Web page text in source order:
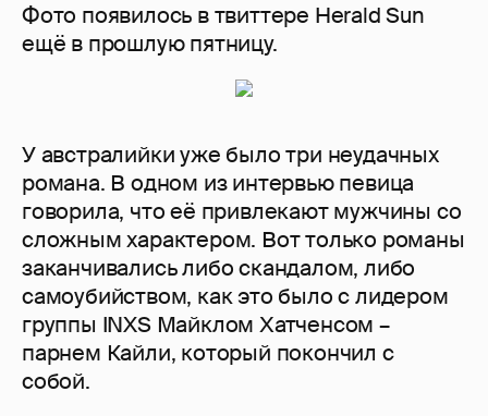
Фото появилось в твиттере Herald Sun
ещё в прошлую пятницу.
У австралийки уже было три неудачных
романа. В одном из интервью певица
говорила, что её привлекают мужчины со
сложным характером. Вот только романы
заканчивались либо скандалом, либо
самоубийством, как это было с лидером
группы INXS Майклом Хатченсом –
парнем Кайли, который покончил с
собой.